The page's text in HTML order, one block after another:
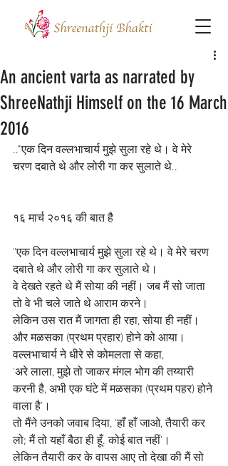
An ancient varta as narrated by
ShreeNathji Himself on the 16 March
2016
..”एक दिन वल्लभाचार्य मुझे सुला रहे थे। वे मेरे
चरण दबाते थे और लोरी गा कर सुलाते थे..
१६ मार्च २०१६ की बात है
"एक दिन वल्लभाचार्य मुझे सुला रहे थे। वे मेरे चरण
दबाते थे और लोरी गा कर सुलाते थे।
वे देखते रहते थे मैं सोया की नहीं। जब मैं सो जाता
तो वे भी चले जाते थे आराम करने।
लेकिन उस रात मैं जागता ही रहा, सोया ही नहीं।
और मळसका (प्रथम प्रहार) होने को आया।
वल्लभाचार्य ने धीरे से कोमलता से कहा,
'अरे लाला, मुझे तो जाकर मंगल भोग की तय्यारी
करनी है, अभी एक घंटे में मळसका (प्रथम पहर) होने
वाला है’।
तो मैंने उनको जवाब दिया, 'हाँ हाँ जाओ, तैयारी कर
लो; मैं तो यहाँ बैठा ही हूँ. कोई बात नहीं’।
लेकिन तैयारी कर के वापस आए तो देखा की मैं सो